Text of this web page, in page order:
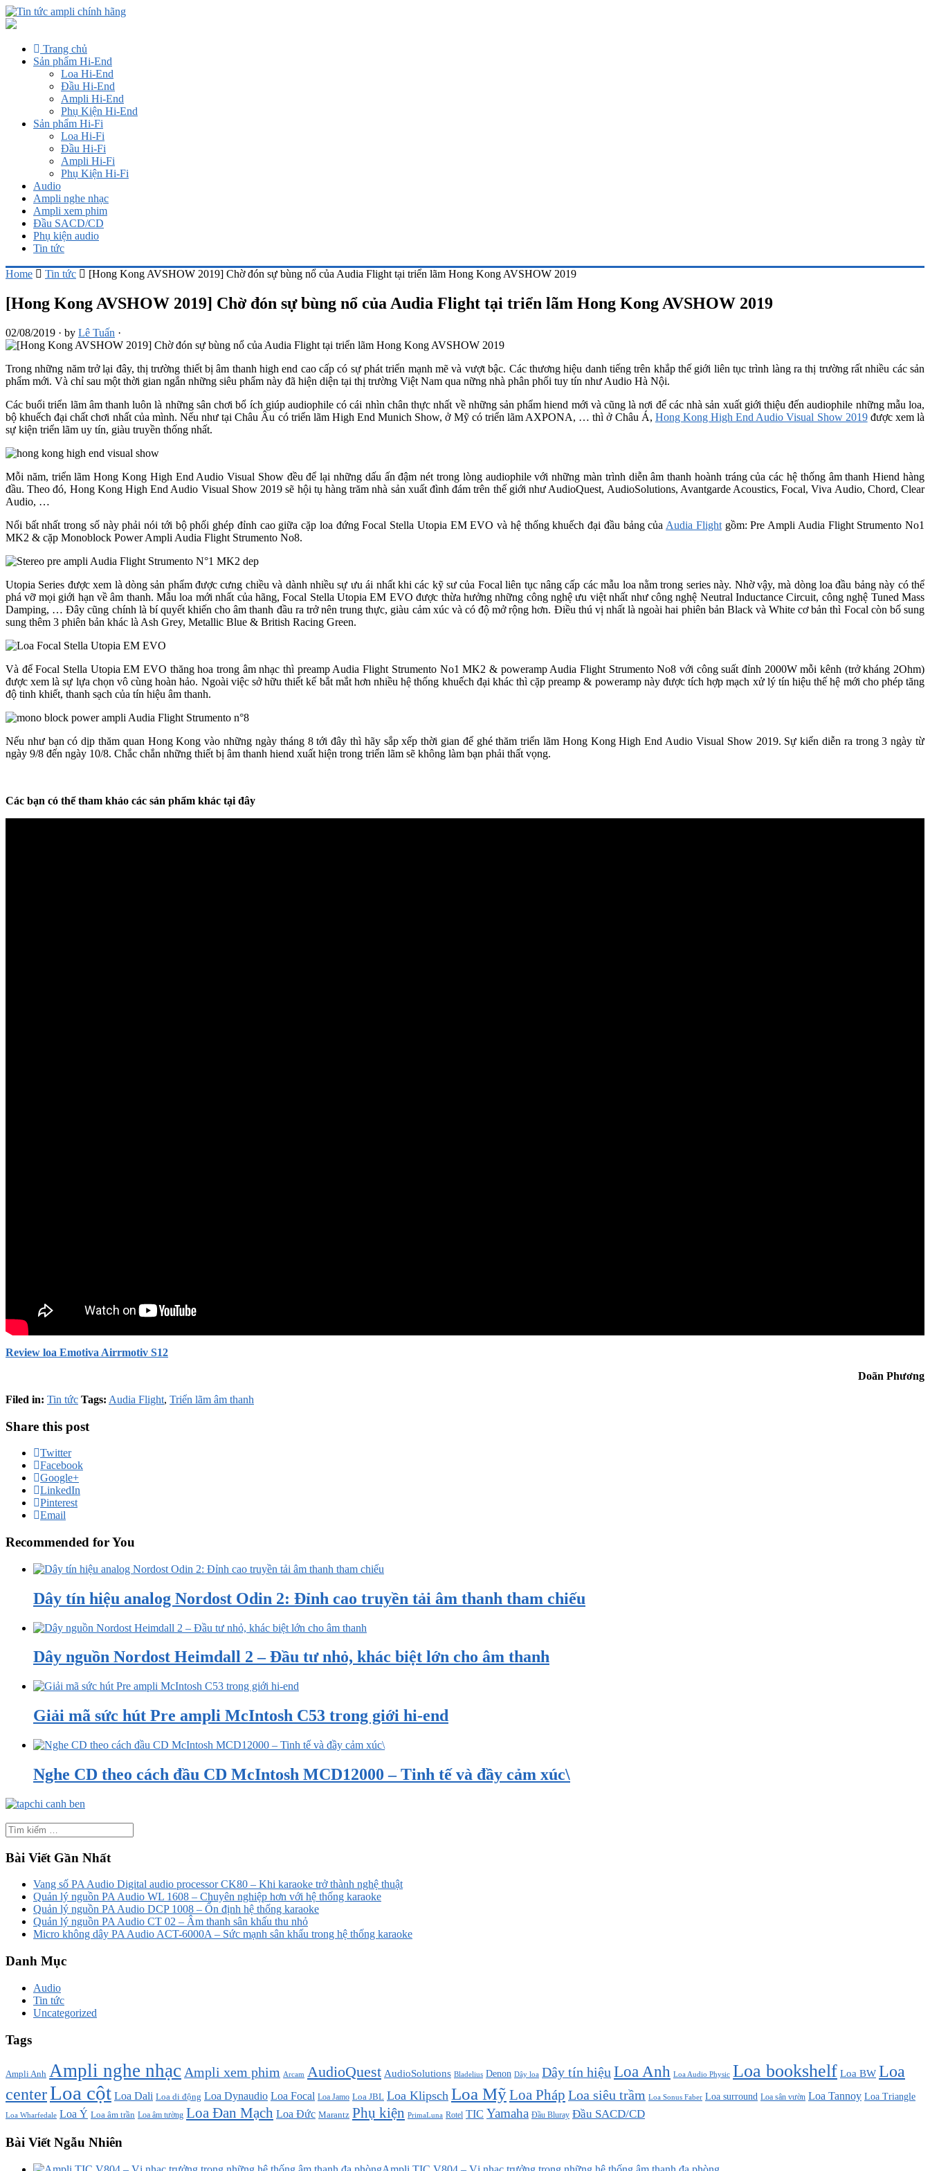
Trang chủ
Sản phẩm Hi-End
Loa Hi-End
Đầu Hi-End
Ampli Hi-End
Phụ Kiện Hi-End
Sản phẩm Hi-Fi
Loa Hi-Fi
Đầu Hi-Fi
Ampli Hi-Fi
Phụ Kiện Hi-Fi
Audio
Ampli nghe nhạc
Ampli xem phim
Đầu SACD/CD
Phụ kiện audio
Tin tức
Home Tin tức [Hong Kong AVSHOW 2019] Chờ đón sự bùng nổ của Audia Flight tại triển lãm Hong Kong AVSHOW 2019
[Hong Kong AVSHOW 2019] Chờ đón sự bùng nổ của Audia Flight tại triển lãm Hong Kong AVSHOW 2019
02/08/2019 · by Lê Tuấn ·
Trong những năm trở lại đây, thị trường thiết bị âm thanh high end cao cấp có sự phát triển mạnh mẽ và vượt bậc. Các thương hiệu danh tiếng trên khắp thế giới liên tục trình làng ra thị trường rất nhiều các sản
phẩm mới. Và chỉ sau một thời gian ngắn những siêu phẩm này đã hiện diện tại thị trường Việt Nam qua nững nhà phân phối tuy tín như Audio Hà Nội.
Các buổi triển lãm âm thanh luôn là những sân chơi bổ ích giúp audiophile có cái nhìn chân thực nhất về những sản phẩm hiend mới và cũng là nơi để các nhà sản xuất giới thiệu đến audiophile những mẫu loa,
bộ khuếch đại chất chơi nhất của mình. Nếu như tại Châu Âu có triển lãm High End Munich Show, ở Mỹ có triển lãm AXPONA, … thì ở Châu Á, Hong Kong High End Audio Visual Show 2019được xem là
sự kiện triển lãm uy tín, giàu truyền thống nhất.
Mỗi năm, triển lãm Hong Kong High End Audio Visual Show đều để lại những dấu ấn đậm nét trong lòng audiophile với những màn trình diễn âm thanh hoành tráng của các hệ thống âm thanh Hiend hàng
đầu. Theo đó, Hong Kong High End Audio Visual Show 2019 sẽ hội tụ hàng trăm nhà sản xuất đình đám trên thế giới như AudioQuest, AudioSolutions, Avantgarde Acoustics, Focal, Viva Audio, Chord, Clear
Audio, …
Nổi bất nhất trong số này phải nói tới bộ phối ghép đỉnh cao giữa cặp loa đứng Focal Stella Utopia EM EVO và hệ thống khuếch đại đầu bảng của Audia Flightgồm: Pre Ampli Audia Flight Strumento No1
MK2 & cặp Monoblock Power Ampli Audia Flight Strumento No8.
Utopia Series được xem là dòng sản phẩm được cưng chiều và dành nhiều sự ưu ái nhất khi các kỹ sư của Focal liên tục nâng cấp các mẫu loa nằm trong series này. Nhờ vậy, mà dòng loa đầu bảng này có thể
phá vỡ mọi giới hạn về âm thanh. Mẫu loa mới nhất của hãng, Focal Stella Utopia EM EVO được thừa hưởng những công nghệ ưu việt nhất như công nghệ Neutral Inductance Circuit, công nghệ Tuned Mass
Damping, … Đây cũng chính là bí quyết khiến cho âm thanh đầu ra trở nên trung thực, giàu cảm xúc và có độ mở rộng hơn. Điều thú vị nhất là ngoài hai phiên bản Black và White cơ bản thì Focal còn bổ sung
sung thêm 3 phiên bản khác là Ash Grey, Metallic Blue & British Racing Green.
Và để Focal Stella Utopia EM EVO thăng hoa trong âm nhạc thì preamp Audia Flight Strumento No1 MK2 & poweramp Audia Flight Strumento No8 với công suất đỉnh 2000W mỗi kênh (trở kháng 2Ohm)
được xem là sự lựa chọn vô cùng hoàn hảo. Ngoài việc sở hữu thiết kế bắt mắt hơn nhiều hệ thống khuếch đại khác thì cặp preamp & poweramp này được tích hợp mạch xử lý tín hiệu thế hệ mới cho phép tăng
độ tinh khiết, thanh sạch của tín hiệu âm thanh.
Nếu như bạn có dịp thăm quan Hong Kong vào những ngày tháng 8 tới đây thì hãy sắp xếp thời gian để ghé thăm triển lãm Hong Kong High End Audio Visual Show 2019. Sự kiển diễn ra trong 3 ngày từ
ngày 9/8 đến ngày 10/8. Chắc chắn những thiết bị âm thanh hiend xuất hiện trong triển lãm sẽ không làm bạn phải thất vọng.
Các bạn có thể tham khảo các sản phẩm khác tại đây
Review loa Emotiva Airrmotiv S12
Doãn Phương
Filed in: Tin tức Tags: Audia Flight, Triển lãm âm thanh
Share this post
Twitter
Facebook
Google+
LinkedIn
Pinterest
Email
Recommended for You
Dây tín hiệu analog Nordost Odin 2: Đỉnh cao truyền tải âm thanh tham chiếu
Dây nguồn Nordost Heimdall 2 – Đầu tư nhỏ, khác biệt lớn cho âm thanh
Giải mã sức hút Pre ampli McIntosh C53 trong giới hi-end
Nghe CD theo cách đầu CD McIntosh MCD12000 – Tinh tế và đầy cảm xúc\
Bài Viết Gần Nhất
Vang số PA Audio Digital audio processor CK80 – Khi karaoke trở thành nghệ thuật
Quản lý nguồn PA Audio WL 1608 – Chuyên nghiệp hơn với hệ thống karaoke
Quản lý nguồn PA Audio DCP 1008 – Ổn định hệ thống karaoke
Quản lý nguồn PA Audio CT 02 – Âm thanh sân khấu thu nhỏ
Micro không dây PA Audio ACT-6000A – Sức mạnh sân khấu trong hệ thống karaoke
Danh Mục
Audio
Tin tức
Uncategorized
Tags
Ampli Anh Ampli nghe nhạc Ampli xem phim Arcam AudioQuest AudioSolutions Bladelius Denon Dây loa Dây tín hiệu Loa Anh Loa Audio Physic Loa bookshelf Loa BW Loa
centerLoa cột Loa Dali Loa di động Loa Dynaudio Loa Focal Loa Jamo Loa JBL Loa Klipsch Loa MỹLoa Pháp Loa siêu trầm Loa Sonus Faber Loa surround Loa sân vườn Loa Tannoy Loa Triangle
Loa Wharfedale Loa Ý Loa âm trần Loa âm tường Loa Đan Mạch Loa Đức Marantz Phụ kiện PrimaLuna Rotel TIC Yamaha Đầu Bluray Đầu SACD/CD
Bài Viết Ngẫu Nhiên